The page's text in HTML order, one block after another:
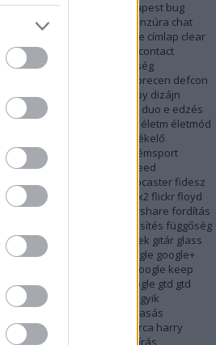
brainstorming budapest bug
bunkóbush cenzúra chat
címke címlap clear
combino
contact
crashplan
cukorbetegség
debrecen defcon
desire digsby dizájn
drhouse duo e edzés
egészségügy életm életmód
évértékelő
explorer
extrémsport
e könyv
feed
feltörés fender stratocasterfidesz
find and run firefox2 flickrfloyd
focifogyasztóvédelem foldershare fordítás
frissítés függőség
galactica geek gitár glass
Gmailgmail google google+
google keep
readergoogle spaces gooogle gtd gtd
gusztos gyász
gyik
gyorsolvasás
hack harca harry
használat
helyesírás